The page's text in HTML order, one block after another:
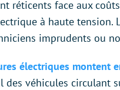
réticents face aux
à haute
imprudents ou
électriques montent
véhicules circulant